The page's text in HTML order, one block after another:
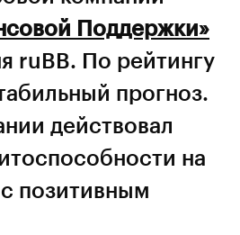
Поддержки»
ruBB. По рейтингу
прогноз.
действовал
на
позитивным